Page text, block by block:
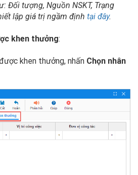
Đối tượng, Nguồn NSKT, Trạng
lập giá trị ngầm định tại đây.
khen thưởng:
khen thưởng, nhấn Chọn nhân